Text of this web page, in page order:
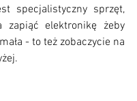
specjalistyczny sprzęt,
zapiąć elektronikę żeby
- to też zobaczycie na